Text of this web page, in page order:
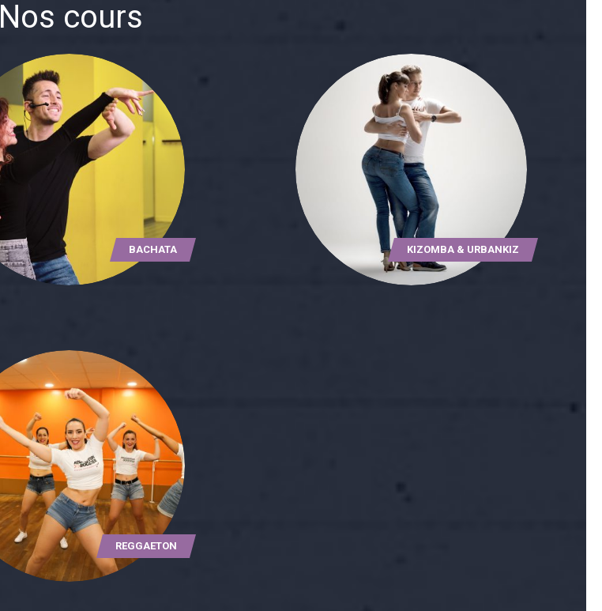
Nos cours
BACHATA KIZOMBA & URBANKIZ
REGGAETON